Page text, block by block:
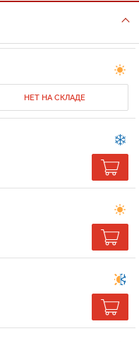
НЕТ НА СКЛАДЕ